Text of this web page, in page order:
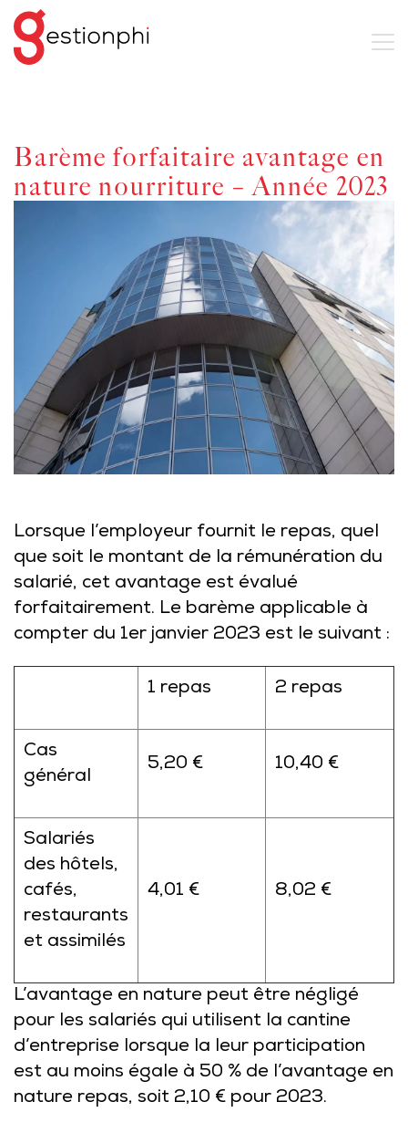
Barème forfaitaire avantage en
nature nourriture – Année 2023
Lorsque l’employeur fournit le repas, quel
que soit le montant de la rémunération du
salarié, cet avantage est évalué
forfaitairement. Le barème applicable à
compter du 1er janvier 2023 est le suivant :
1 repas 2 repas
Cas
général
5,20 € 10,40 €
Salariés
des hôtels,
cafés,
restaurants
et assimilés
4,01 € 8,02 €
L’avantage en nature peut être négligé
pour les salariés qui utilisent la cantine
d’entreprise lorsque la leur participation
est au moins égale à 50 % de l’avantage en
nature repas, soit 2,10 € pour 2023.